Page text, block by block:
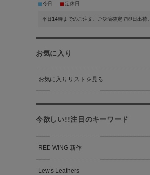
■今日 ■ 定休日
平日14時までのご注文、ご決済確定で即日出荷。
お気に入り
お気に入りリストを見る
今欲しい!!注目のキーワード
RED WING 新作
Lewis Leathers